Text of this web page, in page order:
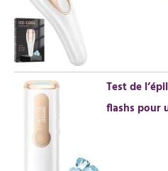
Test de
flashs pour